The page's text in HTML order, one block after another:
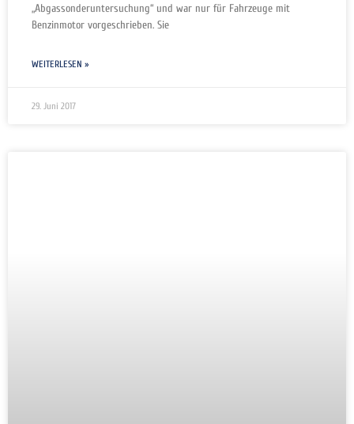
„Abgassonderuntersuchung“ und war nur für Fahrzeuge mit
Benzinmotor vorgeschrieben. Sie
WEITERLESEN »
29. Juni 2017